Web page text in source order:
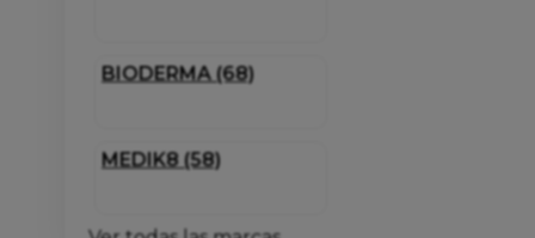
BIODERMA (68)
MEDIK8 (58)